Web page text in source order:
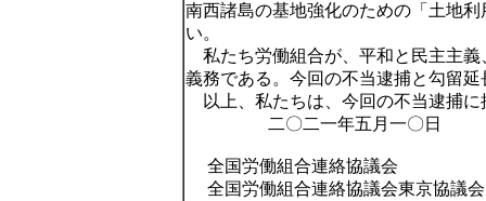
南西諸島の基地強化のための「土地
い。
私たち労働組合が、平和と民主主義
義務である。今回の不当逮捕と勾留
以上、私たちは、今回の不当逮捕に
二〇二一年五月一〇日
全国労働組合連絡協議会
全国労働組合連絡協議会東京協議会